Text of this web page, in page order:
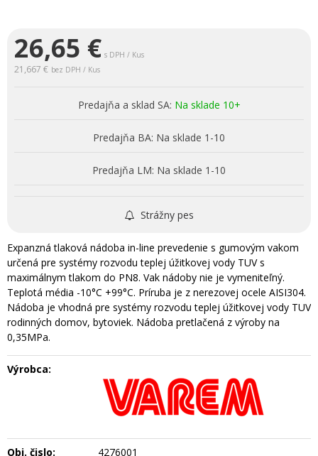
26,65 € s DPH / Kus
21,667 € bez DPH / Kus
Predajňa a sklad SA: Na sklade 10+
Predajňa BA: Na sklade 1-10
Predajňa LM: Na sklade 1-10
Strážny pes
Expanzná tlaková nádoba in-line prevedenie s gumovým vakom
určená pre systémy rozvodu teplej úžitkovej vody TUV s
maximálnym tlakom do PN8. Vak nádoby nie je vymeniteľný.
Teplotá média -10°C +99°C. Príruba je z nerezovej ocele AISI304.
Nádoba je vhodná pre systémy rozvodu teplej úžitkovej vody TUV
rodinných domov, bytoviek. Nádoba pretlačená z výroby na
0,35MPa.
Výrobca:
Obj. čislo: 4276001